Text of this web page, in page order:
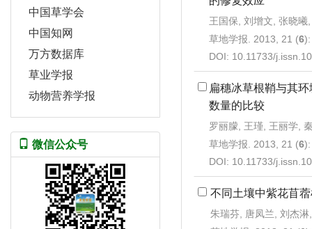
王国保, 刘增文, 张晓曦
草地学报. 2013, 21 (6
DOI: 10.11733/
扁穗冰草根鞘与其
数量的比较
罗丽朦, 王瑾, 王丽学,
草地学报. 2013, 21 (6
DOI: 10.11733/
不同土壤中紫花苜
朱瑞芬, 唐凤兰, 刘杰
中国草学会
中国知网
万方数据库
草业学报
动物营养学报
微信公众号